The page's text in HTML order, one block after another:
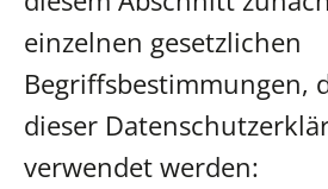
einzelnen gesetzlichen
Begriffsbestimmungen,
dieser
verwendet werden: